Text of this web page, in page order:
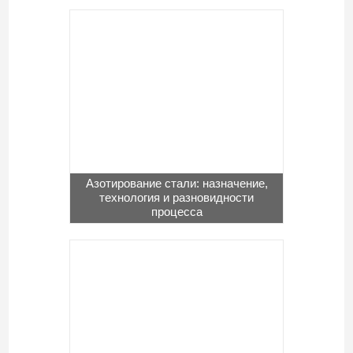
Азотирование стали: назначение,
технология и разновидности
процесса